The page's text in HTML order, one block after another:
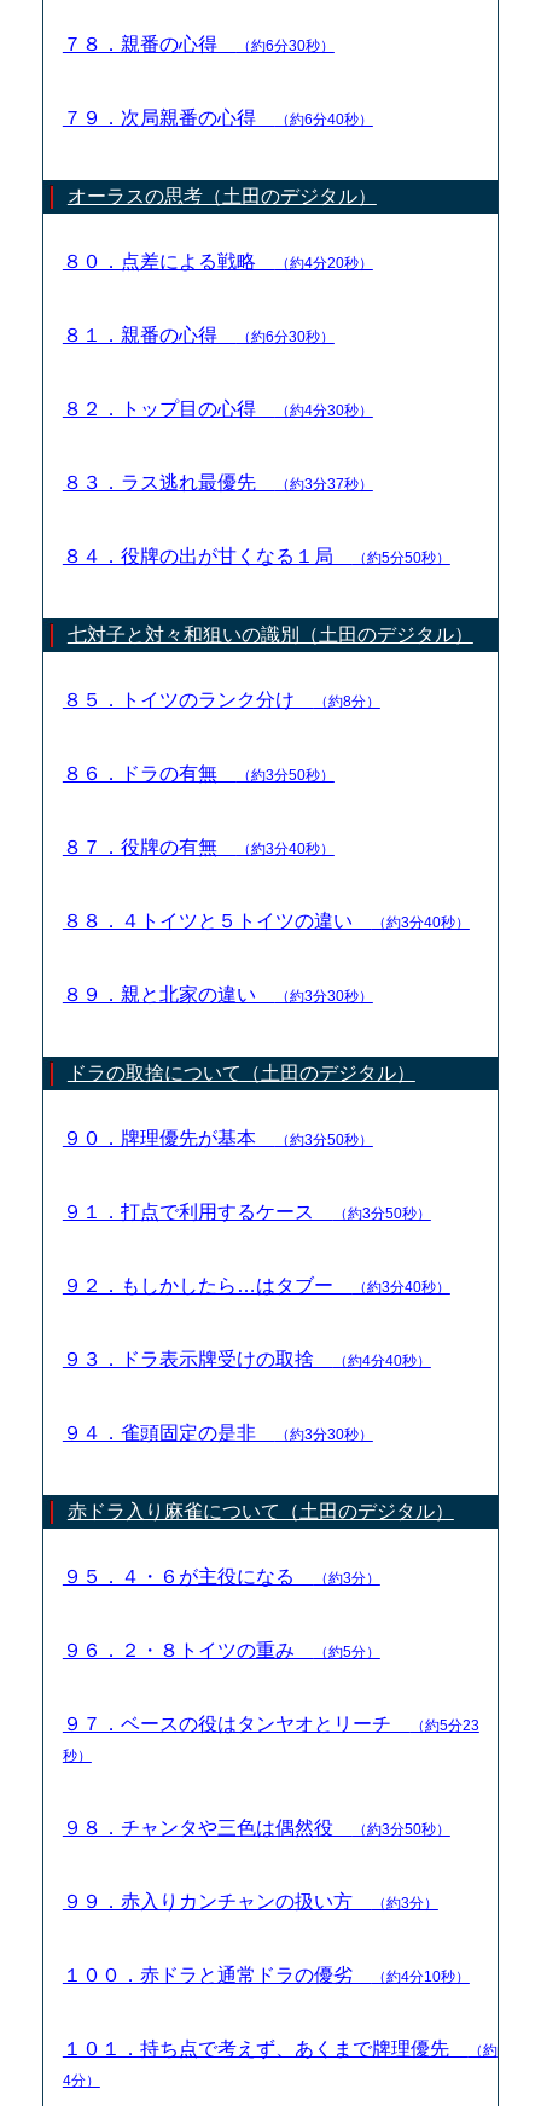
７８．親番の心得 （約6分30秒）
７９．次局親番の心得 （約6分40秒）
オーラスの思考（土田のデジタル）
８０．点差による戦略 （約4分20秒）
８１．親番の心得 （約6分30秒）
８２．トップ目の心得 （約4分30秒）
８３．ラス逃れ最優先 （約3分37秒）
８４．役牌の出が甘くなる１局 （約5分50秒）
七対子と対々和狙いの識別（土田のデジタル）
８５．トイツのランク分け （約8分）
８６．ドラの有無 （約3分50秒）
８７．役牌の有無 （約3分40秒）
８８．４トイツと５トイツの違い （約3分40秒）
８９．親と北家の違い （約3分30秒）
ドラの取捨について（土田のデジタル）
９０．牌理優先が基本 （約3分50秒）
９１．打点で利用するケース （約3分50秒）
９２．もしかしたら…はタブー （約3分40秒）
９３．ドラ表示牌受けの取捨 （約4分40秒）
９４．雀頭固定の是非 （約3分30秒）
赤ドラ入り麻雀について（土田のデジタル）
９５．４・６が主役になる （約3分）
９６．２・８トイツの重み （約5分）
９７．ベースの役はタンヤオとリーチ
（約5分23
秒）
９８．チャンタや三色は偶然役 （約3分50秒）
９９．赤入りカンチャンの扱い方 （約3分）
１００．赤ドラと通常ドラの優劣 （約4分10秒）
１０１．持ち点で考えず、あくまで牌理優先
（約
4分）